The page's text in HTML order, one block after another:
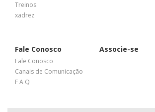
Treinos
xadrez
Fale Conosco
Fale Conosco
Canais de Comunicação
F A Q
Associe-se